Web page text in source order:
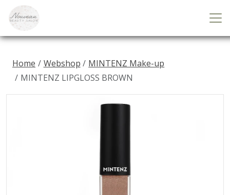
Home Webshop
MINTENZ Make-up
MINTENZ LIPGLOSS BROWN